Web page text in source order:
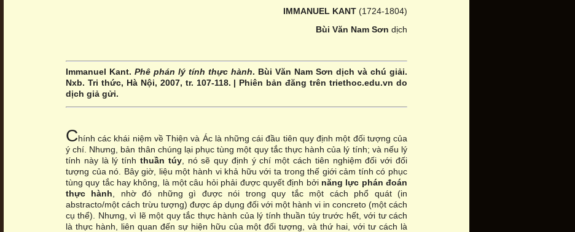
IMMANUEL KANT (1724-1804)
Bùi Văn Nam Sơn dịch
Immanuel Kant. Phê phán lý tính thực hành. Bùi Văn Nam Sơn dịch và chú giải.
Nxb. Tri thức, Hà Nội, 2007, tr. 107-118. | Phiên bản đăng trên triethoc.edu.vn do
dịch giả gửi.
Chính các khái niệm về Thiện và Ác là những cái đầu tiên quy định một đối tượng của
ý chí. Nhưng, bản thân chúng lại phục tùng một quy tắc thực hành của lý tính; và nếu lý
tính này là lý tính thuần túy, nó sẽ quy định ý chí một cách tiên nghiệm đối với đối
tượng của nó. Bây giờ, liệu một hành vi khả hữu với ta trong thế giới cảm tính có phục
tùng quy tắc hay không, là một câu hỏi phải được quyết định bởi năng lực phán đoán
thực hành , nhờ đó những gì được nói trong quy tắc một cách phổ quát (in
abstracto/một cách trừu tượng) được áp dụng đối với một hành vi in concreto (một cách
cụ thể). Nhưng, vì lẽ một quy tắc thực hành của lý tính thuần túy trước hết, với tư cách
là thực hành, liên quan đến sự hiện hữu của một đối tượng, và thứ hai, với tư cách là